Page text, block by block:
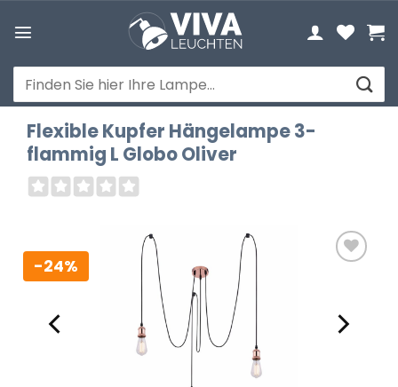
Inhalt
Suchen
nach:
Flexible Kupfer Hängelampe 3-
flammig L Globo Oliver
-24%